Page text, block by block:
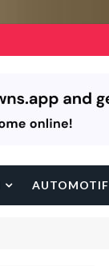
AUTOMOTIF